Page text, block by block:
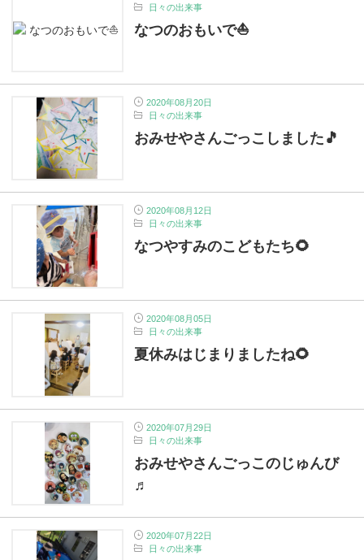
日々の出来事
なつのおもいで⛵
2020年08月20日
日々の出来事
おみせやさんごっこしました🎵
2020年08月12日
日々の出来事
なつやすみのこどもたち🌻
2020年08月05日
日々の出来事
夏休みはじまりましたね🌻
2020年07月29日
日々の出来事
おみせやさんごっこのじゅんび
♬
2020年07月22日
日々の出来事